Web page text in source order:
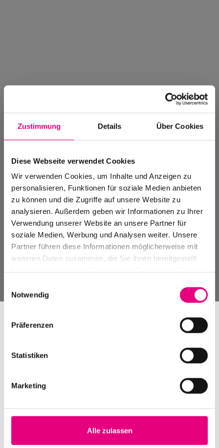
Zustimmung Details Über Cookies
Diese Webseite verwendet Cookies
Wir verwenden Cookies, um Inhalte und Anzeigen zu
personalisieren, Funktionen für soziale Medien anbieten
zu können und die Zugriffe auf unsere Website zu
analysieren. Außerdem geben wir Informationen zu Ihrer
Verwendung unserer Website an unsere Partner für
soziale Medien, Werbung und Analysen weiter. Unsere
Partner führen diese Informationen möglicherweise mit
weiteren Daten zusammen, die Sie ihnen bereitgestellt
Notwendig
Präferenzen
Statistiken
Marketing
Alle zulassen
Events Archive
Past events, festivals, and venues
Nightmares on Wax